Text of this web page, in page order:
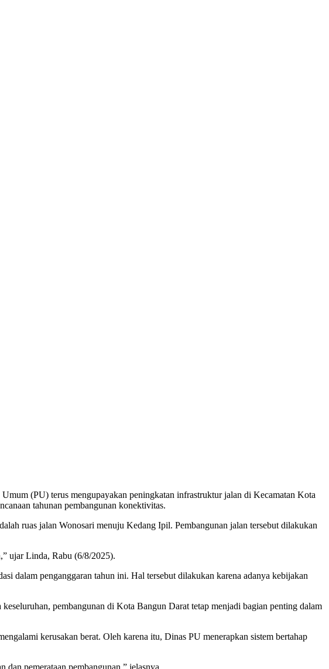
(PU) terus mengupayakan peningkatan infrastruktur jalan di Kecamatan Kota
tahunan pembangunan konektivitas.
ruas jalan Wonosari menuju Kedang Ipil. Pembangunan jalan tersebut dilakukan
ujar Linda, Rabu (6/8/2025).
dalam penganggaran tahun ini. Hal tersebut dilakukan karena adanya kebijakan
pembangunan di Kota Bangun Darat tetap menjadi bagian penting dalam
kerusakan berat. Oleh karena itu, Dinas PU menerapkan sistem bertahap
pemerataan pembangunan,” jelasnya.